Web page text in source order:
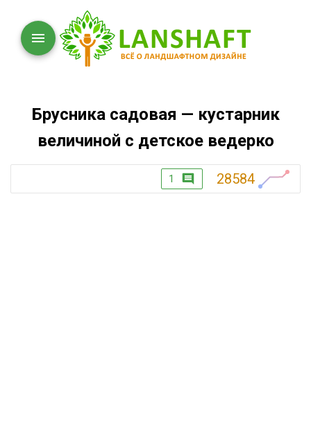
Брусника садовая — кустарник
величиной с детское ведерко
1 28584